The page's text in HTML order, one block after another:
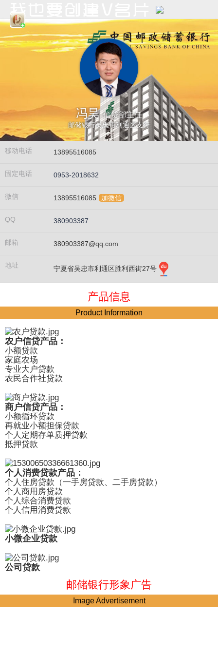
冯昊 信贷部主任
邮储银行吴忠市利通区支行
移动电话 13895516085
固定电话 0953-2018632
微信 13895516085 加微信
QQ 380903387
邮箱 380903387@qq.com
地址 宁夏省吴忠市利通区胜利西街27号
产品信息
Product Information
农户信贷产品：
小额贷款
家庭农场
专业大户贷款
农民合作社贷款
商户信贷产品：
小额循环贷款
再就业小额担保贷款
个人定期存单质押贷款
抵押贷款
个人消费贷款产品：
个人住房贷款（一手房贷款、二手房贷款）
个人商用房贷款
个人综合消费贷款
个人信用消费贷款
小微企业贷款
公司贷款
邮储银行形象广告
Image Advertisement